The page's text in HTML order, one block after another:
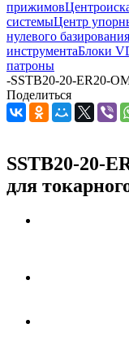
прижимов
системыЦентр
нулевого базирования
инструментаБлоки
патроны
-SSTB20-20-ER20-
Поделиться
SSTB20-20-
для